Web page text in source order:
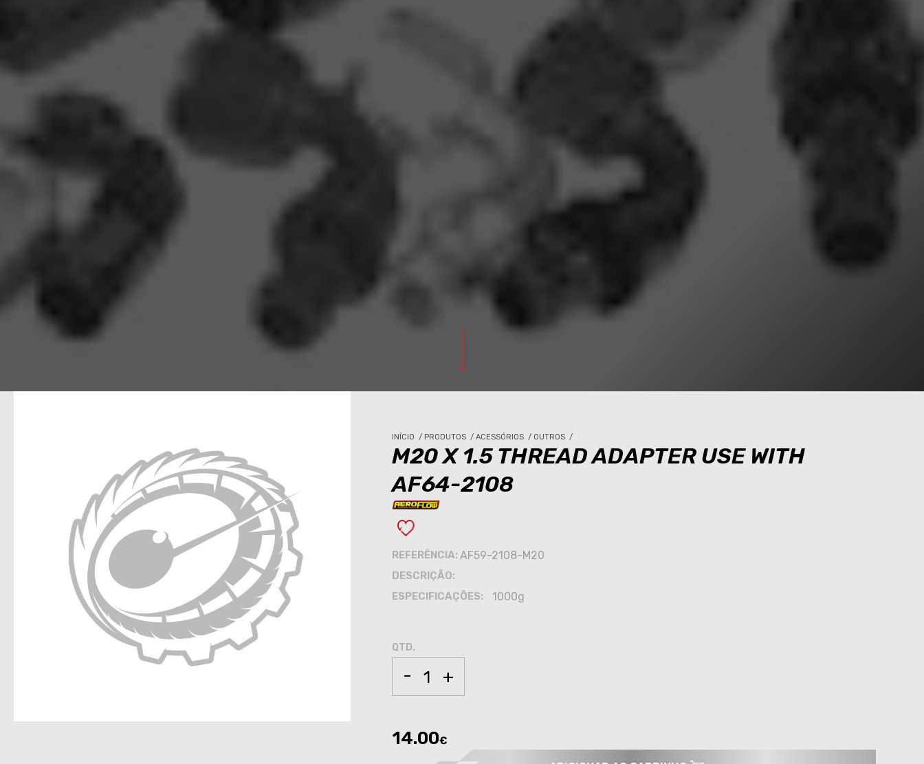
INÍCIO / PRODUTOS / ACESSÓRIOS / OUTROS /
M20 X 1.5 THREAD ADAPTER USE WITH
AF64-2108
REFERÊNCIA: AF59-2108-M20
DESCRIÇÃO:
ESPECIFICAÇÕES:
1000g
QTD.
- +
14.00€